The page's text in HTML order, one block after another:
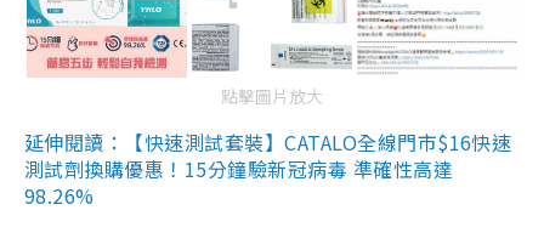
點擊圖片放大
延伸閱讀：【快速測試套裝】CATALO全線門市$16快速
測試劑換購優惠！15分鐘驗新冠病毒 準確性高達
98.26%